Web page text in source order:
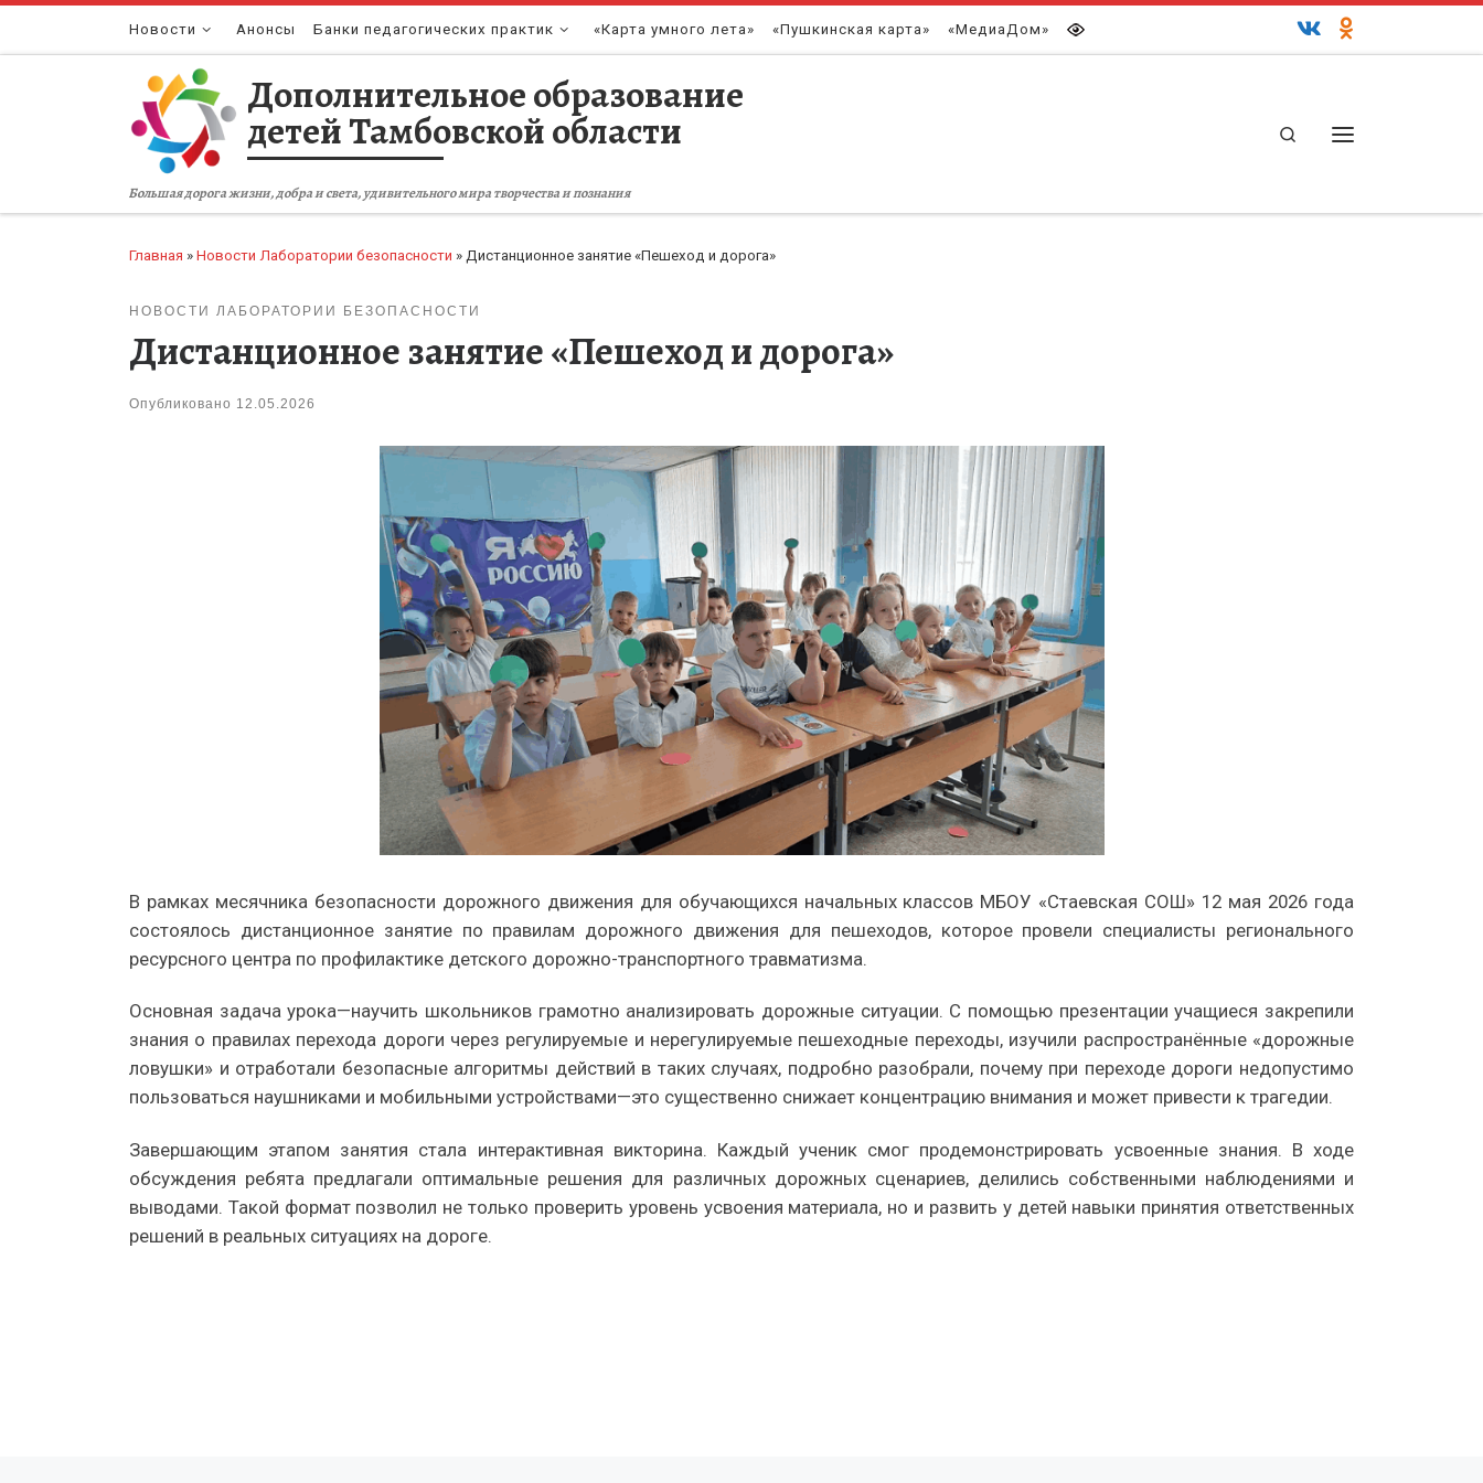
Перейти к содержимому
Новости Анонсы Банки педагогических практик «Карта умного лета» «Пушкинская карта» «МедиаДом»
Дополнительное образование
детей Тамбовской области
Большая дорога жизни, добра и света, удивительного мира творчества и познания
Search
Главная » Новости Лаборатории безопасности » Дистанционное занятие «Пешеход и дорога»
НОВОСТИ ЛАБОРАТОРИИ БЕЗОПАСНОСТИ
Дистанционное занятие «Пешеход и дорога»
Опубликовано 12.05.2026
В рамках месячника безопасности дорожного движения для обучающихся начальных классов МБОУ «Стаевская СОШ» 12 мая 2026 года
состоялось дистанционное занятие по правилам дорожного движения для пешеходов, которое провели специалисты регионального
ресурсного центра по профилактике детского дорожно-транспортного травматизма.
Основная задача урока—научить школьников грамотно анализировать дорожные ситуации. С помощью презентации учащиеся закрепили
знания о правилах перехода дороги через регулируемые и нерегулируемые пешеходные переходы, изучили распространённые «дорожные
ловушки» и отработали безопасные алгоритмы действий в таких случаях, подробно разобрали, почему при переходе дороги недопустимо
пользоваться наушниками и мобильными устройствами—это существенно снижает концентрацию внимания и может привести к трагедии.
Завершающим этапом занятия стала интерактивная викторина. Каждый ученик смог продемонстрировать усвоенные знания. В ходе
обсуждения ребята предлагали оптимальные решения для различных дорожных сценариев, делились собственными наблюдениями и
выводами. Такой формат позволил не только проверить уровень усвоения материала, но и развить у детей навыки принятия ответственных
решений в реальных ситуациях на дороге.